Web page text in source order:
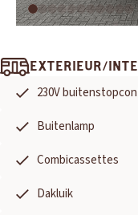
EXTERIEUR/
230V
Buitenlamp
Combicassettes
Dakluik